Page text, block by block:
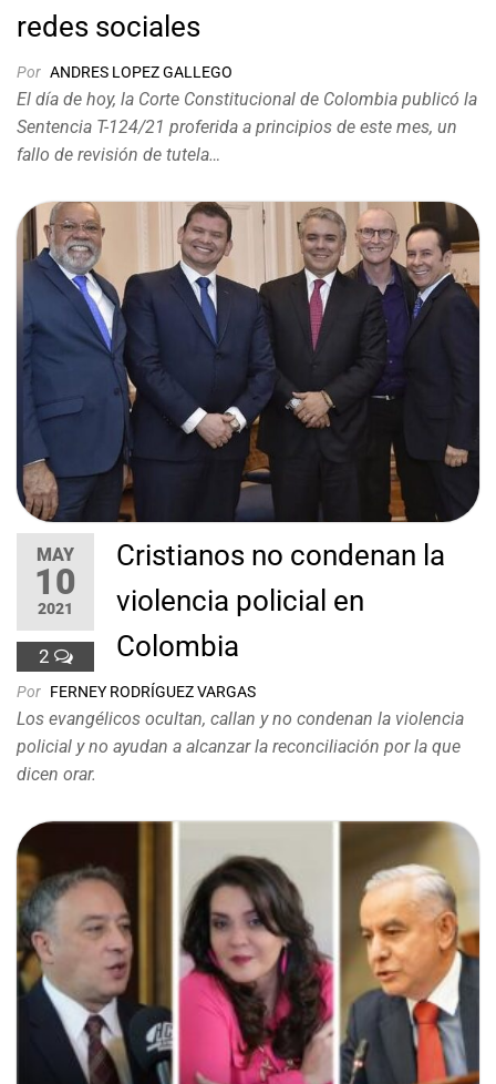
redes sociales
Por ANDRES LOPEZ GALLEGO
El día de hoy, la Corte Constitucional de Colombia publicó la
Sentencia T-124/21 proferida a principios de este mes, un
fallo de revisión de tutela…
MAY
10
2021
2
Cristianos no condenan la
violencia policial en
Colombia
Por FERNEY RODRÍGUEZ VARGAS
Los evangélicos ocultan, callan y no condenan la violencia
policial y no ayudan a alcanzar la reconciliación por la que
dicen orar.